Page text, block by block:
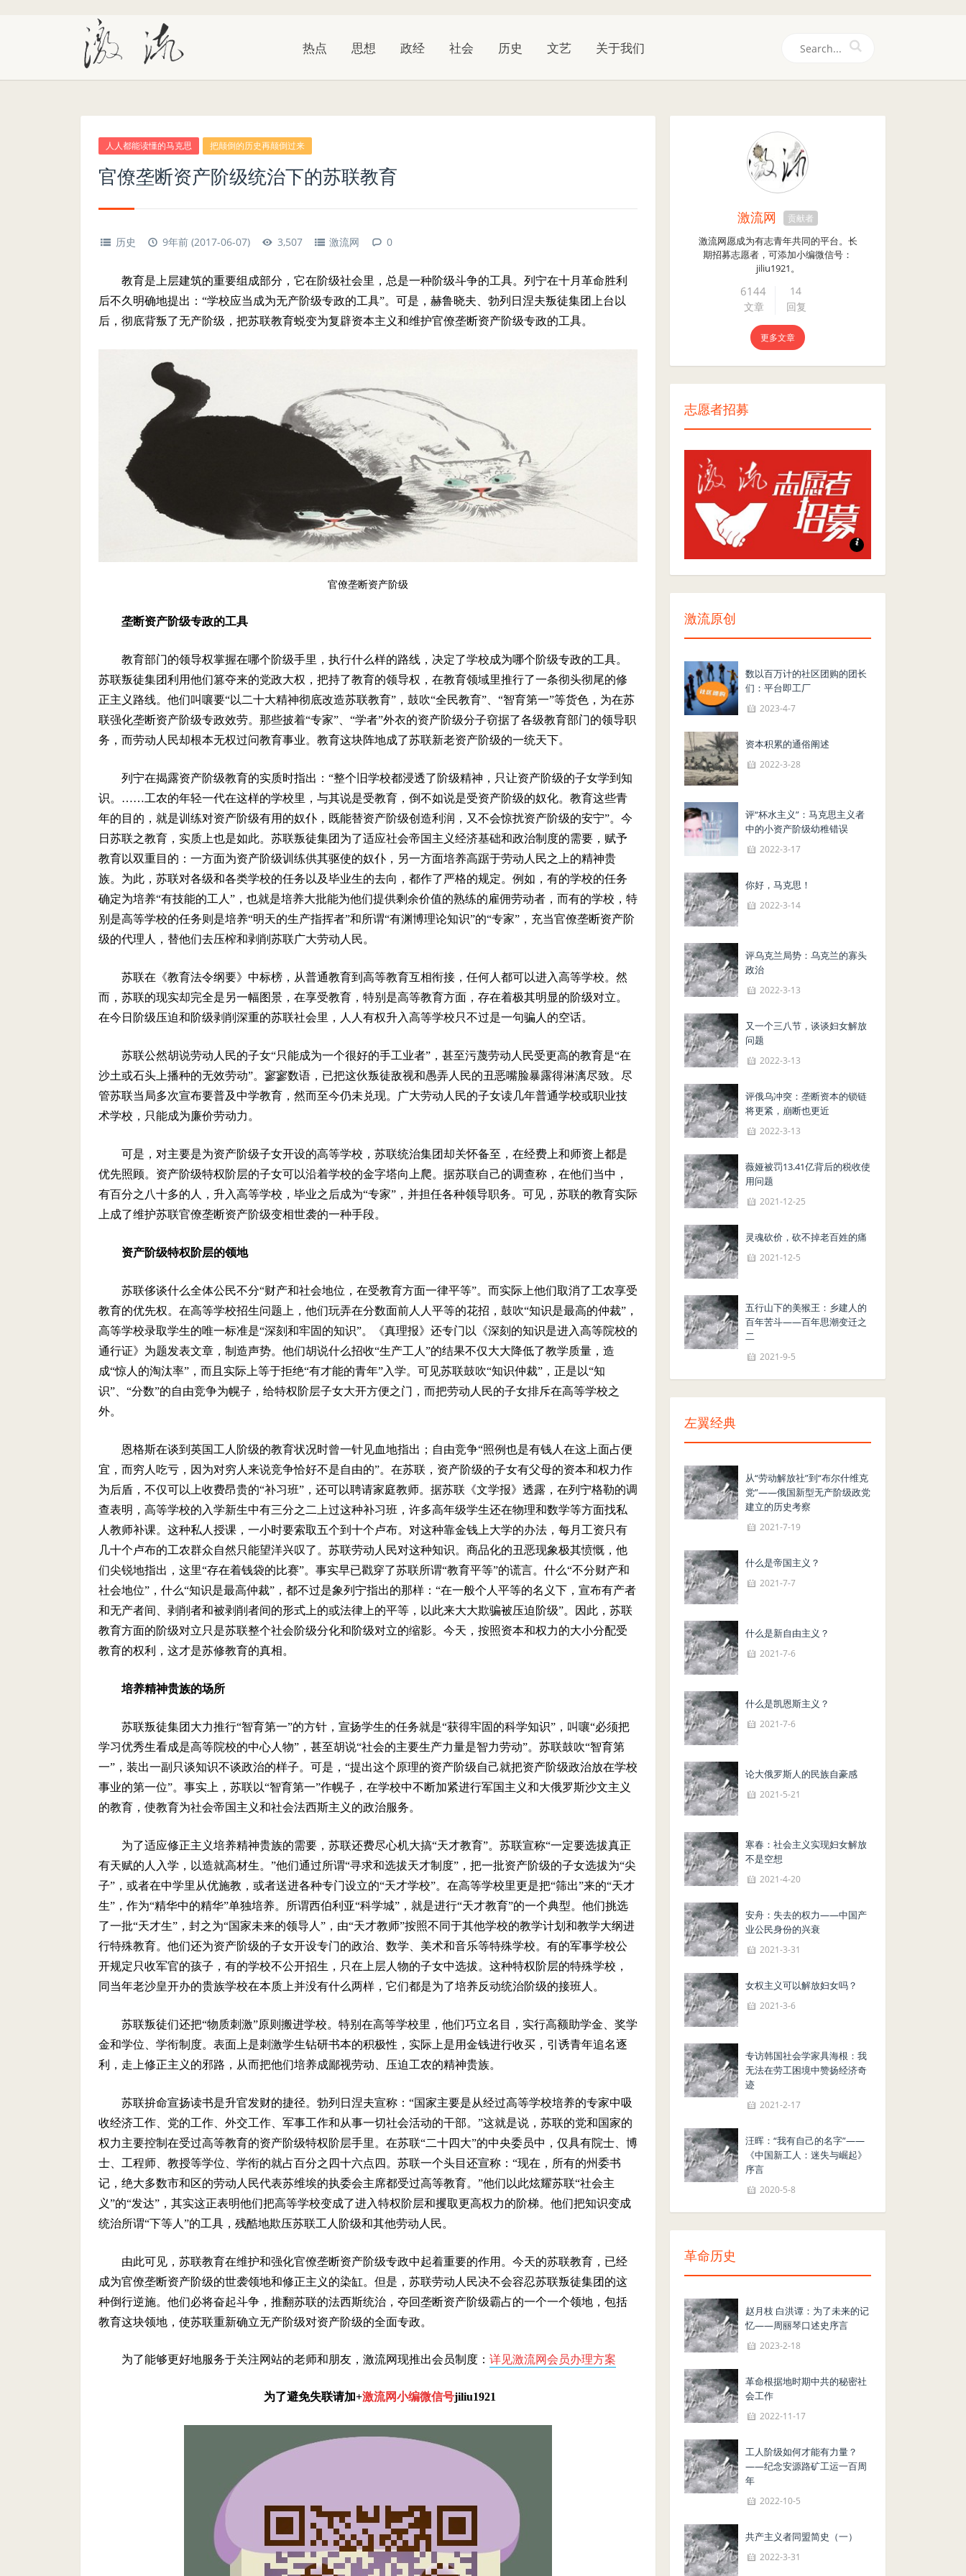
热点 思想 政经 社会 历史 文艺 关于我们
人人都能读懂的马克思 把颠倒的历史再颠倒过来
官僚垄断资产阶级统治下的苏联教育
历史 9年前 (2017-06-07) 3,507 激流网 0
教育是上层建筑的重要组成部分，它在阶级社会里，总是一种阶级斗争的工具。列宁在十月革命胜利
后不久明确地提出：“学校应当成为无产阶级专政的工具”。可是，赫鲁晓夫、勃列日涅夫叛徒集团上台以
后，彻底背叛了无产阶级，把苏联教育蜕变为复辟资本主义和维护官僚垄断资产阶级专政的工具。
官僚垄断资产阶级
垄断资产阶级专政的工具
教育部门的领导权掌握在哪个阶级手里，执行什么样的路线，决定了学校成为哪个阶级专政的工具。
苏联叛徒集团利用他们篡夺来的党政大权，把持了教育的领导权，在教育领域里推行了一条彻头彻尾的修
正主义路线。他们叫嚷要“以二十大精神彻底改造苏联教育”，鼓吹“全民教育”、“智育第一”等货色，为在苏
联强化垄断资产阶级专政效劳。那些披着“专家”、“学者”外衣的资产阶级分子窃据了各级教育部门的领导职
务，而劳动人民却根本无权过问教育事业。教育这块阵地成了苏联新老资产阶级的一统天下。
列宁在揭露资产阶级教育的实质时指出：“整个旧学校都浸透了阶级精神，只让资产阶级的子女学到知
识。……工农的年轻一代在这样的学校里，与其说是受教育，倒不如说是受资产阶级的奴化。教育这些青
年的目的，就是训练对资产阶级有用的奴仆，既能替资产阶级创造利润，又不会惊扰资产阶级的安宁”。今
日苏联之教育，实质上也是如此。苏联叛徒集团为了适应社会帝国主义经济基础和政治制度的需要，赋予
教育以双重目的：一方面为资产阶级训练供其驱使的奴仆，另一方面培养高踞于劳动人民之上的精神贵
族。为此，苏联对各级和各类学校的任务以及毕业生的去向，都作了严格的规定。例如，有的学校的任务
确定为培养“有技能的工人”，也就是培养大批能为他们提供剩余价值的熟练的雇佣劳动者，而有的学校，特
别是高等学校的任务则是培养“明天的生产指挥者”和所谓“有渊博理论知识”的“专家”，充当官僚垄断资产阶
级的代理人，替他们去压榨和剥削苏联广大劳动人民。
苏联在《教育法令纲要》中标榜，从普通教育到高等教育互相衔接，任何人都可以进入高等学校。然
而，苏联的现实却完全是另一幅图景，在享受教育，特别是高等教育方面，存在着极其明显的阶级对立。
在今日阶级压迫和阶级剥削深重的苏联社会里，人人有权升入高等学校只不过是一句骗人的空话。
苏联公然胡说劳动人民的子女“只能成为一个很好的手工业者”，甚至污蔑劳动人民受更高的教育是“在
沙土或石头上播种的无效劳动”。寥寥数语，已把这伙叛徒敌视和愚弄人民的丑恶嘴脸暴露得淋漓尽致。尽
管苏联当局多次宣布要普及中学教育，然而至今仍未兑现。广大劳动人民的子女读几年普通学校或职业技
术学校，只能成为廉价劳动力。
可是，对主要是为资产阶级子女开设的高等学校，苏联统治集团却关怀备至，在经费上和师资上都是
优先照顾。资产阶级特权阶层的子女可以沿着学校的金字塔向上爬。据苏联自己的调查称，在他们当中，
有百分之八十多的人，升入高等学校，毕业之后成为“专家”，并担任各种领导职务。可见，苏联的教育实际
上成了维护苏联官僚垄断资产阶级变相世袭的一种手段。
资产阶级特权阶层的领地
苏联侈谈什么全体公民不分“财产和社会地位，在受教育方面一律平等”。而实际上他们取消了工农享受
教育的优先权。在高等学校招生问题上，他们玩弄在分数面前人人平等的花招，鼓吹“知识是最高的仲裁”，
高等学校录取学生的唯一标准是“深刻和牢固的知识”。《真理报》还专门以《深刻的知识是进入高等院校的
通行证》为题发表文章，制造声势。他们胡说什么招收“生产工人”的结果不仅大大降低了教学质量，造
成“惊人的淘汰率”，而且实际上等于拒绝“有才能的青年”入学。可见苏联鼓吹“知识仲裁”，正是以“知
识”、“分数”的自由竞争为幌子，给特权阶层子女大开方便之门，而把劳动人民的子女排斥在高等学校之
外。
恩格斯在谈到英国工人阶级的教育状况时曾一针见血地指出；自由竞争“照例也是有钱人在这上面占便
宜，而穷人吃亏，因为对穷人来说竞争恰好不是自由的”。在苏联，资产阶级的子女有父母的资本和权力作
为后盾，不仅可以上收费昂贵的“补习班”，还可以聘请家庭教师。据苏联《文学报》透露，在列宁格勒的调
查表明，高等学校的入学新生中有三分之二上过这种补习班，许多高年级学生还在物理和数学等方面找私
人教师补课。这种私人授课，一小时要索取五个到十个卢布。对这种靠金钱上大学的办法，每月工资只有
几十个卢布的工农群众自然只能望洋兴叹了。苏联劳动人民对这种知识。商品化的丑恶现象极其愤慨，他
们尖锐地指出，这里“存在着钱袋的比赛”。事实早已戳穿了苏联所谓“教育平等”的谎言。什么“不分财产和
社会地位”，什么“知识是最高仲裁”，都不过是象列宁指出的那样：“在一般个人平等的名义下，宣布有产者
和无产者间、剥削者和被剥削者间的形式上的或法律上的平等，以此来大大欺骗被压迫阶级”。因此，苏联
教育方面的阶级对立只是苏联整个社会阶级分化和阶级对立的缩影。今天，按照资本和权力的大小分配受
教育的权利，这才是苏修教育的真相。
培养精神贵族的场所
苏联叛徒集团大力推行“智育第一”的方针，宣扬学生的任务就是“获得牢固的科学知识”，叫嚷“必须把
学习优秀生看成是高等院校的中心人物”，甚至胡说“社会的主要生产力量是智力劳动”。苏联鼓吹“智育第
一”，装出一副只谈知识不谈政治的样子。可是，“提出这个原理的资产阶级自己就把资产阶级政治放在学校
事业的第一位”。事实上，苏联以“智育第一”作幌子，在学校中不断加紧进行军国主义和大俄罗斯沙文主义
的教育，使教育为社会帝国主义和社会法西斯主义的政治服务。
为了适应修正主义培养精神贵族的需要，苏联还费尽心机大搞“天才教育”。苏联宣称“一定要选拔真正
有天赋的人入学，以造就高材生。”他们通过所谓“寻求和选拔天才制度”，把一批资产阶级的子女选拔为“尖
子”，或者在中学里从优施教，或者送进各种专门设立的“天才学校”。在高等学校里更是把“筛出”来的“天才
生”，作为“精华中的精华”单独培养。所谓西伯利亚“科学城”，就是进行“天才教育”的一个典型。他们挑选
了一批“天才生”，封之为“国家未来的领导人”，由“天才教师”按照不同于其他学校的教学计划和教学大纲进
行特殊教育。他们还为资产阶级的子女开设专门的政治、数学、美术和音乐等特殊学校。有的军事学校公
开规定只收军官的孩子，有的学校不公开招生，只在上层人物的子女中选拔。这种特权阶层的特殊学校，
同当年老沙皇开办的贵族学校在本质上并没有什么两样，它们都是为了培养反动统治阶级的接班人。
苏联叛徒们还把“物质刺激”原则搬进学校。特别在高等学校里，他们巧立名目，实行高额助学金、奖学
金和学位、学衔制度。表面上是刺激学生钻研书本的积极性，实际上是用金钱进行收买，引诱青年追名逐
利，走上修正主义的邪路，从而把他们培养成鄙视劳动、压迫工农的精神贵族。
苏联拚命宣扬读书是升官发财的捷径。勃列日涅夫宣称：“国家主要是从经过高等学校培养的专家中吸
收经济工作、党的工作、外交工作、军事工作和从事一切社会活动的干部。”这就是说，苏联的党和国家的
权力主要控制在受过高等教育的资产阶级特权阶层手里。在苏联“二十四大”的中央委员中，仅具有院士、博
士、工程师、教授等学位、学衔的就占百分之四十六点四。苏联一个头目还宣称：“现在，所有的州委书
记，绝大多数市和区的劳动人民代表苏维埃的执委会主席都受过高等教育。”他们以此炫耀苏联“社会主
义”的“发达”，其实这正表明他们把高等学校变成了进入特权阶层和攫取更高权力的阶梯。他们把知识变成
统治所谓“下等人”的工具，残酷地欺压苏联工人阶级和其他劳动人民。
由此可见，苏联教育在维护和强化官僚垄断资产阶级专政中起着重要的作用。今天的苏联教育，已经
成为官僚垄断资产阶级的世袭领地和修正主义的染缸。但是，苏联劳动人民决不会容忍苏联叛徒集团的这
种倒行逆施。他们必将奋起斗争，推翻苏联的法西斯统治，夺回垄断资产阶级霸占的一个一个领地，包括
教育这块领地，使苏联重新确立无产阶级对资产阶级的全面专政。
为了能够更好地服务于关注网站的老师和朋友，激流网现推出会员制度： 详见激流网会员办理方案
为了避免失联请加+激流网小编微信号jiliu1921
激流网 贡献者
激流网愿成为有志青年共同的平台。长
期招募志愿者，可添加小编微信号：
jiliu1921。
6144
文章
14
回复
更多文章
志愿者招募
志愿者招募
激流原创
数以百万计的社区团购的团长
们：平台即工厂
2023-4-7
资本积累的通俗阐述
2022-3-28
评“杯水主义”：马克思主义者
中的小资产阶级幼稚错误
2022-3-17
你好，马克思！
2022-3-14
评乌克兰局势：乌克兰的寡头
政治
2022-3-13
又一个三八节，谈谈妇女解放
问题
2022-3-13
评俄乌冲突：垄断资本的锁链
将更紧，崩断也更近
2022-3-13
薇娅被罚13.41亿背后的税收使
用问题
2021-12-25
灵魂砍价，砍不掉老百姓的痛
2021-12-5
五行山下的美猴王：乡建人的
百年苦斗——百年思潮变迁之
二
2021-9-5
左翼经典
从“劳动解放社”到“布尔什维克
党”——俄国新型无产阶级政党
建立的历史考察
2021-7-19
什么是帝国主义？
2021-7-7
什么是新自由主义？
2021-7-6
什么是凯恩斯主义？
2021-7-6
论大俄罗斯人的民族自豪感
2021-5-21
寒春：社会主义实现妇女解放
不是空想
2021-4-20
安舟：失去的权力——中国产
业公民身份的兴衰
2021-3-31
女权主义可以解放妇女吗？
2021-3-6
专访韩国社会学家具海根：我
无法在劳工困境中赞扬经济奇
迹
2021-2-17
汪晖：“我有自己的名字”——
《中国新工人：迷失与崛起》
序言
2020-5-8
革命历史
赵月枝 白洪谭：为了未来的记
忆——周丽琴口述史序言
2023-2-18
革命根据地时期中共的秘密社
会工作
2022-11-17
工人阶级如何才能有力量？
——纪念安源路矿工运一百周
年
2022-10-5
共产主义者同盟简史（一）
2022-3-31